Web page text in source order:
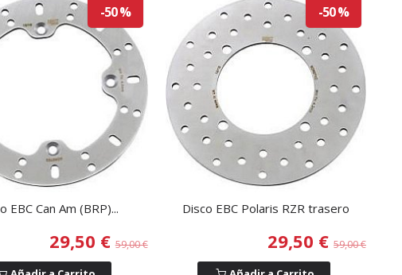
-50 %
EBC Can Am (BRP)...
29,50 €59,00 €
-50 %
Disco EBC Polaris RZR trasero
29,50 €59,00 €